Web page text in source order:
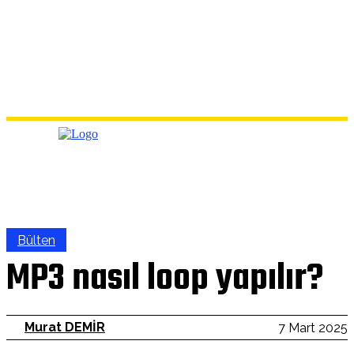
Bülten
MP3 nasıl loop yapılır?
7 Mart 2025
Murat DEMİR